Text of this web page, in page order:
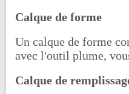
Calque de forme
Un calque de forme
avec l'outil plume,
Calque de